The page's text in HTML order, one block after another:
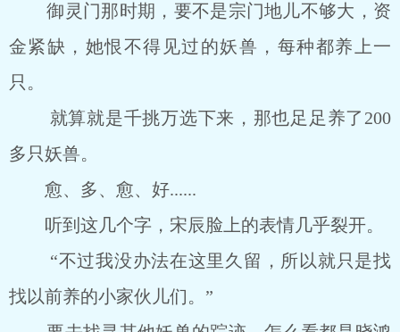
御灵门那时期，要不是宗门地儿不够大，资
金紧缺，她恨不得见过的妖兽，每种都养上一
只。
就算就是千挑万选下来，那也足足养了200
多只妖兽。
愈、多、愈、好......
听到这几个字，宋辰脸上的表情几乎裂开。
“不过我没办法在这里久留，所以就只是找
找以前养的小家伙儿们。”